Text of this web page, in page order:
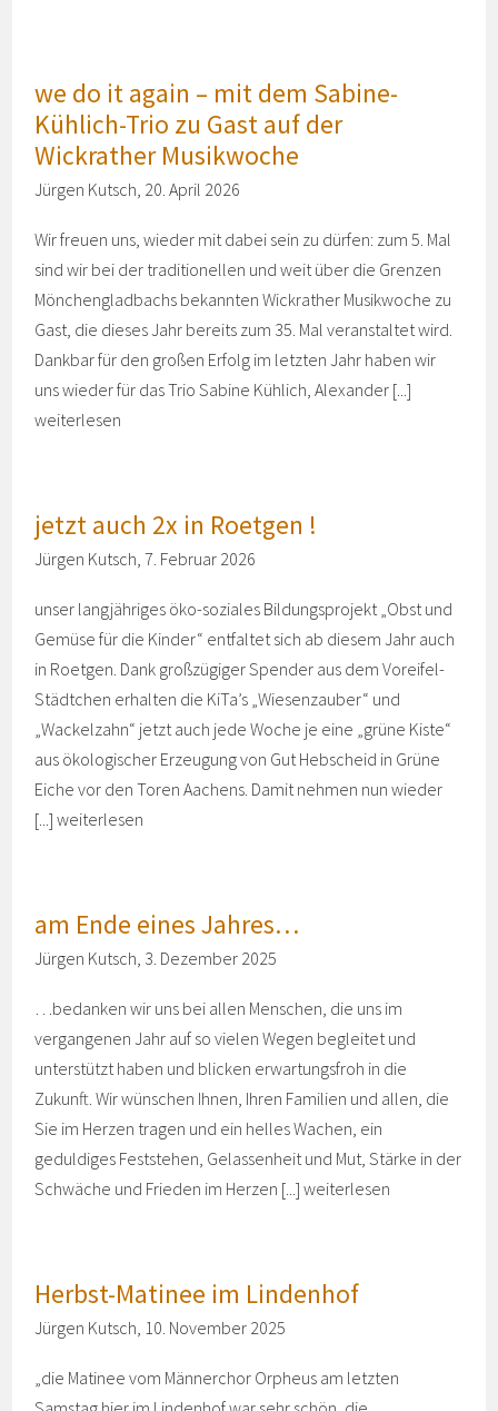
we do it again – mit dem Sabine-
Kühlich-Trio zu Gast auf der
Wickrather Musikwoche
Jürgen Kutsch, 20. April 2026
Wir freuen uns, wieder mit dabei sein zu dürfen: zum 5. Mal
sind wir bei der traditionellen und weit über die Grenzen
Mönchengladbachs bekannten Wickrather Musikwoche zu
Gast, die dieses Jahr bereits zum 35. Mal veranstaltet wird.
Dankbar für den großen Erfolg im letzten Jahr haben wir
uns wieder für das Trio Sabine Kühlich, Alexander [...]
weiterlesen
jetzt auch 2x in Roetgen !
Jürgen Kutsch, 7. Februar 2026
unser langjähriges öko-soziales Bildungsprojekt „Obst und
Gemüse für die Kinder“ entfaltet sich ab diesem Jahr auch
in Roetgen. Dank großzügiger Spender aus dem Voreifel-
Städtchen erhalten die KiTa’s „Wiesenzauber“ und
„Wackelzahn“ jetzt auch jede Woche je eine „grüne Kiste“
aus ökologischer Erzeugung von Gut Hebscheid in Grüne
Eiche vor den Toren Aachens. Damit nehmen nun wieder
[...]weiterlesen
am Ende eines Jahres…
Jürgen Kutsch, 3. Dezember 2025
…bedanken wir uns bei allen Menschen, die uns im
vergangenen Jahr auf so vielen Wegen begleitet und
unterstützt haben und blicken erwartungsfroh in die
Zukunft. Wir wünschen Ihnen, Ihren Familien und allen, die
Sie im Herzen tragen und ein helles Wachen, ein
geduldiges Feststehen, Gelassenheit und Mut, Stärke in der
Schwäche und Frieden im Herzen [...]weiterlesen
Herbst-Matinee im Lindenhof
Jürgen Kutsch, 10. November 2025
„die Matinee vom Männerchor Orpheus am letzten